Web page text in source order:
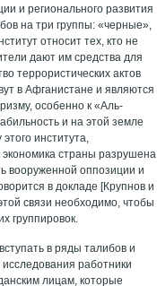
и регионального развития
на три группы: «черные»,
относит тех, кто не
дают им средства для
террористических актов
в Афганистане и являются
особенно к «Аль-
и на этой земле
института,
экономика страны разрушена
вооруженной оппозиции и
в докладе [Крупнов и
связи необходимо, чтобы
группировок.
в ряды талибов и
исследования работники
лицам, которые